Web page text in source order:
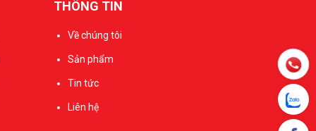
THÔNG TIN
Về chúng tôi
Sản phẩm
Tin tức
Liên hệ